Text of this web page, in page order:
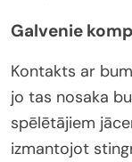
Galvenie
Kontakts ar
jo tas nosaka
spēlētājiem
izmantojot